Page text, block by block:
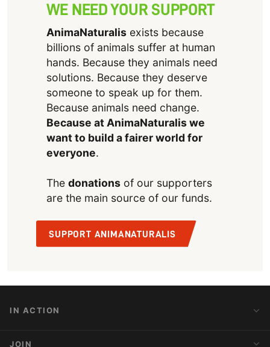
WE NEED YOUR SUPPORT
AnimaNaturalisexists because
billions of animals suffer at human
hands. Because they animals need
solutions. Because they deserve
someone to speak up for them.
Because animals need change.
Because at AnimaNaturalis we
want to build a fairer world for
everyone.
The donationsof our supporters
are the main source of our funds.
SUPPORT ANIMANATURALIS
IN ACTION
Action Alerts
JOIN